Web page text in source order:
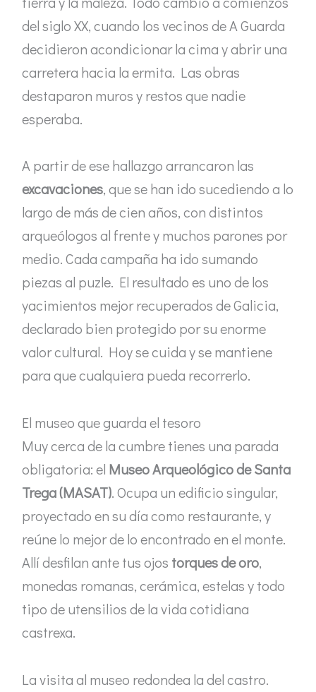
del siglo XX, cuando los vecinos de A Guarda
decidieron acondicionar la cima y abrir una
carretera hacia la ermita. Las obras
destaparon muros y restos que nadie
esperaba.
A partir de ese hallazgo arrancaron las
excavaciones, que se han ido sucediendo a lo
largo de más de cien años, con distintos
arqueólogos al frente y muchos parones por
medio. Cada campaña ha ido sumando
piezas al puzle. El resultado es uno de los
yacimientos mejor recuperados de Galicia,
declarado bien protegido por su enorme
valor cultural. Hoy se cuida y se mantiene
para que cualquiera pueda recorrerlo.
El museo que guarda el tesoro
Muy cerca de la cumbre tienes una parada
obligatoria: el Museo Arqueológico de Santa
Trega (MASAT). Ocupa un edificio singular,
proyectado en su día como restaurante, y
reúne lo mejor de lo encontrado en el monte.
Allí desfilan ante tus ojos torques de oro,
monedas romanas, cerámica, estelas y todo
tipo de utensilios de la vida cotidiana
castrexa.
La visita al museo redondea la del castro.